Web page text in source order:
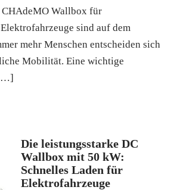
Wallbox für
sind auf dem
mehr Menschen entscheiden sich
Mobilität. Eine wichtige
Die leistungsstarke DC
Wallbox mit 50 kW:
Schnelles Laden für
Elektrofahrzeuge